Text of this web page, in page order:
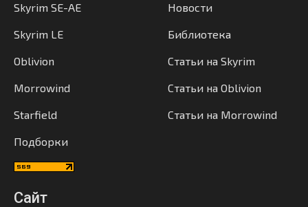
Skyrim SE-AE
Skyrim LE
Oblivion
Morrowind
Starfield
Подборки
Новости
Библиотека
Статьи на Skyrim
Статьи на Oblivion
Статьи на Morrowind
Сайт